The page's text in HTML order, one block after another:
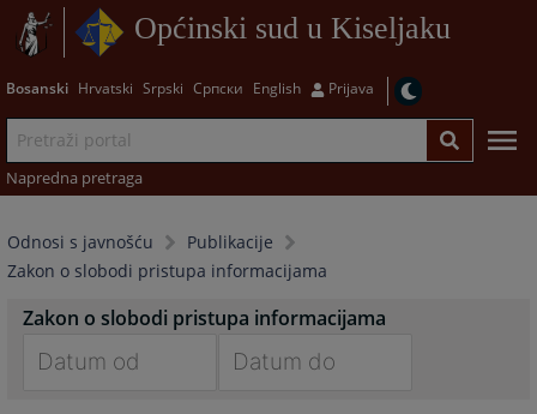
Općinski sud u Kiseljaku
Bosanski Hrvatski Srpski Српски English Prijava
Napredna pretraga
Odnosi s javnošću
Publikacije
Zakon o slobodi pristupa informacijama
Zakon o slobodi pristupa informacijama